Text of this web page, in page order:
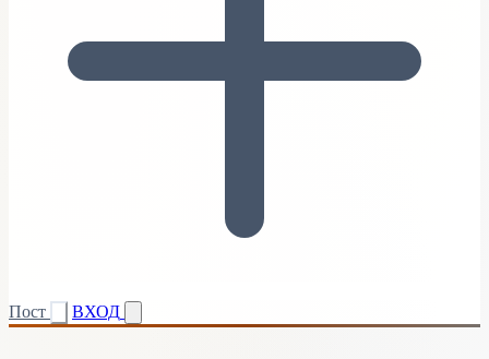
Пост ВХОД